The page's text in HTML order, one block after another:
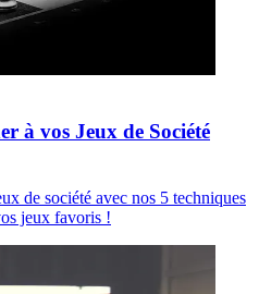
à vos Jeux de Société
de société avec nos 5 techniques
jeux favoris !